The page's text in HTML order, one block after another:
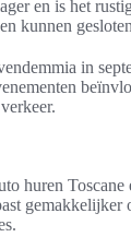
en is het
kunnen
in
huren
gemakkelijker